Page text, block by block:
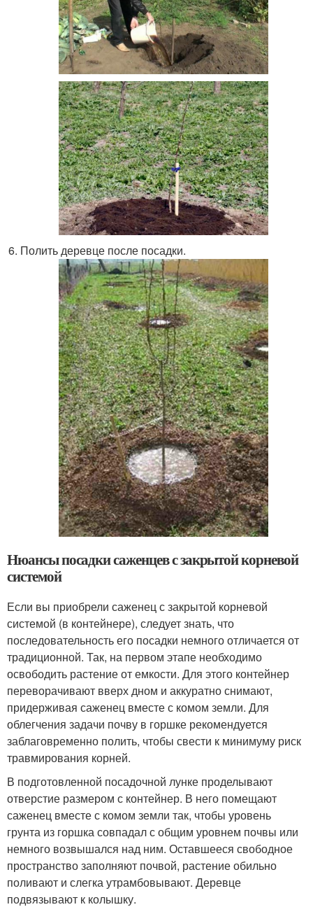
Полить деревце после посадки.
Нюансы посадки саженцев с закрытой корневой
системой
Если вы приобрели саженец с закрытой корневой
системой (в контейнере), следует знать, что
последовательность его посадки немного отличается от
традиционной. Так, на первом этапе необходимо
освободить растение от емкости. Для этого контейнер
переворачивают вверх дном и аккуратно снимают,
придерживая саженец вместе с комом земли. Для
облегчения задачи почву в горшке рекомендуется
заблаговременно полить, чтобы свести к минимуму риск
травмирования корней.
В подготовленной посадочной лунке проделывают
отверстие размером с контейнер. В него помещают
саженец вместе с комом земли так, чтобы уровень
грунта из горшка совпадал с общим уровнем почвы или
немного возвышался над ним. Оставшееся свободное
пространство заполняют почвой, растение обильно
поливают и слегка утрамбовывают. Деревце
подвязывают к колышку.